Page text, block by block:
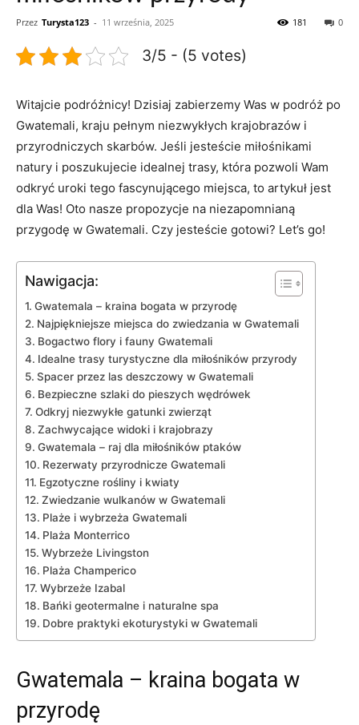
Przez Turysta123 - 11 września, 2025 0
181
3/5 - (5 votes)
Witajcie podróżnicy! Dzisiaj ⁤zabierzemy Was w podróż‌ po
Gwatemali, kraju pełnym niezwykłych‍ krajobrazów i⁤
przyrodniczych ‌skarbów. ⁤Jeśli⁣ jesteście⁢ miłośnikami
natury i poszukujecie idealnej trasy,​ która pozwoli Wam
odkryć uroki tego fascynującego miejsca, to artykuł jest
dla Was! Oto nasze⁢ propozycje na niezapomnianą
przygodę w Gwatemali. Czy jesteście gotowi?⁢ Let’s go!
Nawigacja:
Gwatemala – kraina⁢ bogata w przyrodę
Najpiękniejsze ‌miejsca ‍do zwiedzania w Gwatemali
Bogactwo‌ flory i⁢ fauny‌ Gwatemali
Idealne ‍trasy turystyczne dla miłośników przyrody
Spacer przez las ⁢deszczowy w ‍Gwatemali
Bezpieczne​ szlaki do pieszych wędrówek
Odkryj niezwykłe gatunki zwierząt
Zachwycające widoki i krajobrazy
Gwatemala – raj dla miłośników ptaków
Rezerwaty przyrodnicze Gwatemali
Egzotyczne rośliny i kwiaty
Zwiedzanie​ wulkanów w Gwatemali
Plaże i wybrzeża Gwatemali
Plaża‍ Monterrico
Wybrzeże ⁣Livingston
Plaża Champerico
Wybrzeże Izabal
Bańki ​geotermalne i ⁣naturalne spa
Dobre praktyki ekoturystyki w Gwatemali
Gwatemala – kraina⁢ bogata w
przyrodę